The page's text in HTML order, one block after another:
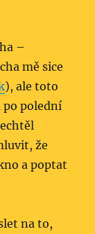
–
mě sice
), ale toto
po polední
že
a poptat
na to,